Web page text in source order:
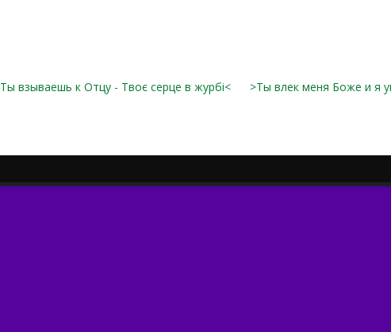
Ты взываешь к Отцу - Твоє серце в журбі<
>Ты влек меня Боже и я